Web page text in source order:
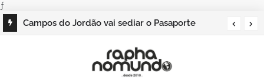
ƒ
Campos do Jordão vai sediar o Pasaporte